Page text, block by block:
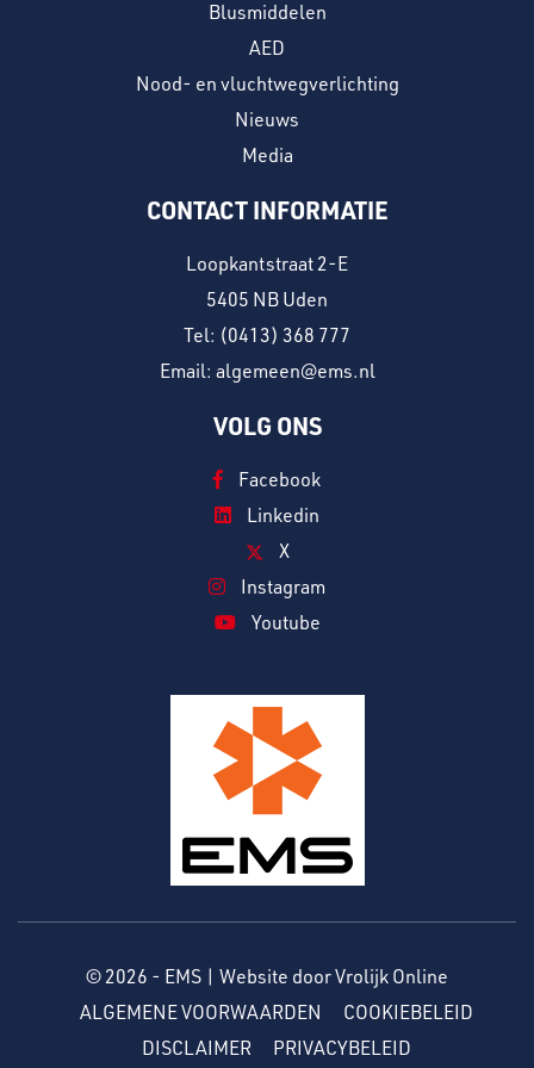
CONTACT INFORMATIE
Loopkantstraat 2-E
5405 NB Uden
Tel: (0413) 368 777
Email: algemeen@ems.nl
Blusmiddelen
AED
Nood- en vluchtwegverlichting
Nieuws
Media
VOLG ONS
Facebook
Linkedin
X
Instagram
Youtube
© 2026 - EMS | Website door Vrolijk Online
ALGEMENE VOORWAARDEN
COOKIEBELEID
DISCLAIMER
PRIVACYBELEID